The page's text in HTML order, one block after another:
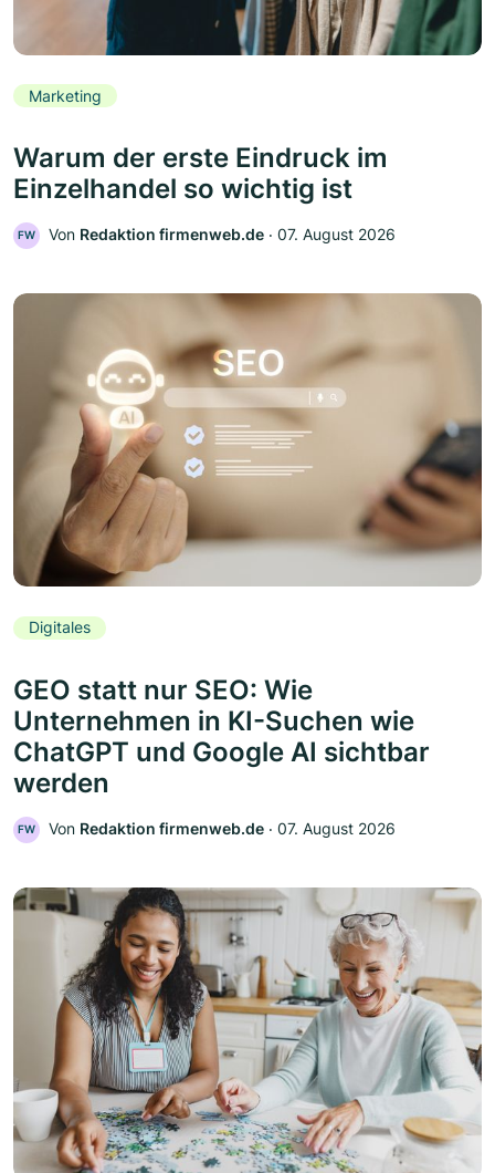
Marketing
Warum der erste Eindruck im
Einzelhandel so wichtig ist
FW Von Redaktion firmenweb.de ‧ 07. August 2026
Digitales
GEO statt nur SEO: Wie
Unternehmen in KI-Suchen wie
ChatGPT und Google AI sichtbar
werden
FW Von Redaktion firmenweb.de ‧ 07. August 2026